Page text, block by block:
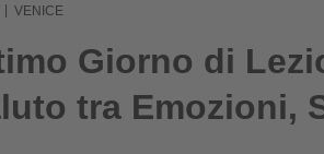
VENICE
Giorno di
tra Emozioni,